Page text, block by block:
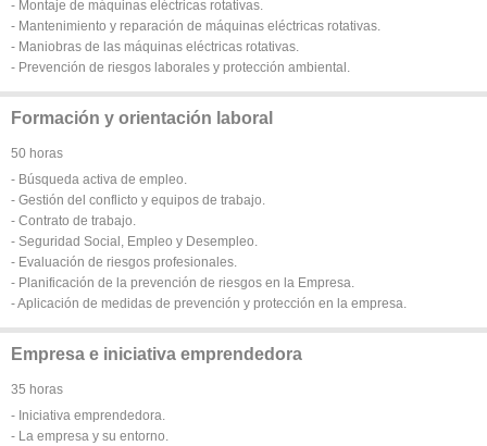
- Montaje de máquinas eléctricas rotativas.
- Mantenimiento y reparación de máquinas eléctricas rotativas.
- Maniobras de las máquinas eléctricas rotativas.
- Prevención de riesgos laborales y protección ambiental.
Formación y orientación laboral
50 horas
- Búsqueda activa de empleo.
- Gestión del conflicto y equipos de trabajo.
- Contrato de trabajo.
- Seguridad Social, Empleo y Desempleo.
- Evaluación de riesgos profesionales.
- Planificación de la prevención de riesgos en la Empresa.
- Aplicación de medidas de prevención y protección en la empresa.
Empresa e iniciativa emprendedora
35 horas
- Iniciativa emprendedora.
- La empresa y su entorno.